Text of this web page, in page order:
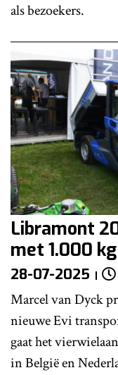
als bezoekers.
Libramont
met 1.000
28-07-2025
Marcel van Dyck
nieuwe Evi
gaat het
in België en